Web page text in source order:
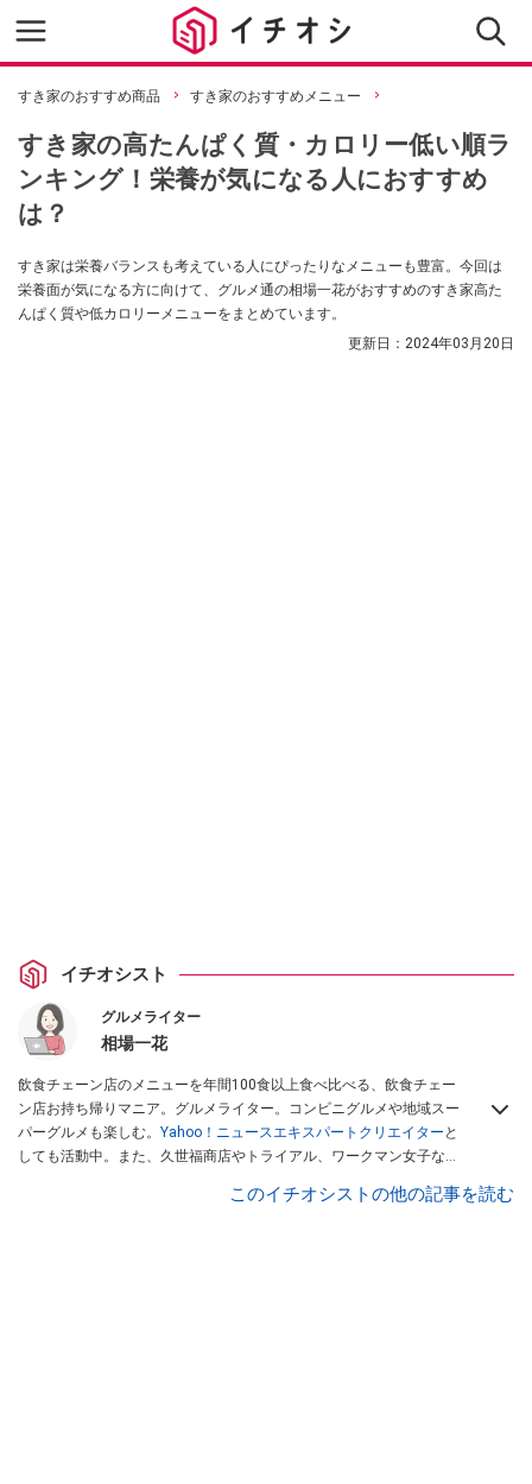
すき家のおすすめ商品 すき家のおすすめメニュー
すき家の高たんぱく質・カロリー低い順ラ
ンキング！栄養が気になる人におすすめ
は？
すき家は栄養バランスも考えている人にぴったりなメニューも豊富。今回は
栄養面が気になる方に向けて、グルメ通の相場一花がおすすめのすき家高た
んぱく質や低カロリーメニューをまとめています。
更新日： 2024年03月20日
イチオシスト
グルメライター
相場一花
飲食チェーン店のメニューを年間100食以上食べ比べる、飲食チェー
ン店お持ち帰りマニア。グルメライター。コンビニグルメや地域スー
パーグルメも楽しむ。 Yahoo！ニュースエキスパートクリエイター と
しても活動中。また、久世福商店やトライアル、ワークマン女子など
、集英社「週刊プレイボーイ」、宝島
このイチオシストの他の記事を読む